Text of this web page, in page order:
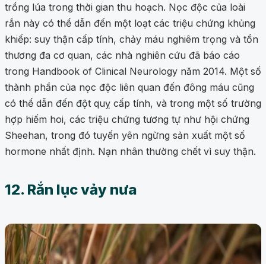
trồng lúa trong thời gian thu hoạch. Nọc độc của loài
rắn này có thể dẫn đến một loạt các triệu chứng khủng
khiếp: suy thận cấp tính, chảy máu nghiêm trọng và tổn
thương đa cơ quan, các nhà nghiên cứu đã báo cáo
trong Handbook of Clinical Neurology năm 2014. Một số
thành phần của nọc độc liên quan đến đông máu cũng
có thể dẫn đến đột quỵ cấp tính, và trong một số trường
hợp hiếm hoi, các triệu chứng tương tự như hội chứng
Sheehan, trong đó tuyến yên ngừng sản xuất một số
hormone nhất định. Nạn nhân thường chết vì suy thận.
12. Rắn lục vảy nưa